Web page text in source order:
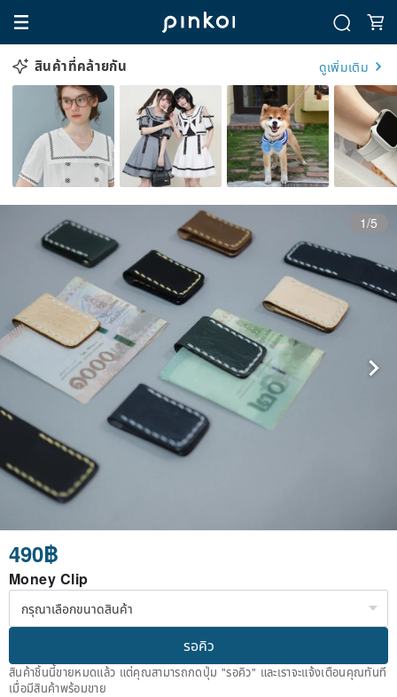
สินค้าที่คล้ายกัน ดูเพิ่มเติม
1/5
490฿
Money Clip
รอคิว
สินค้าชิ้นนี้ขายหมดแล้ว แต่คุณสามารถกดปุ่ม "รอคิว" และเราจะแจ้งเตือนคุณทันที
เมื่อมีสินค้าพร้อมขาย